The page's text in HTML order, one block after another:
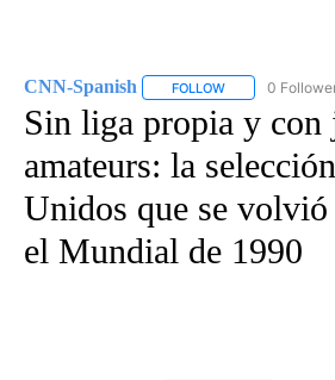
CNN-Spanish FOLLOW FOLLOW "CNN-
0
Sin liga propia y con
amateurs: la
Unidos que se volvió
el Mundial de 1990